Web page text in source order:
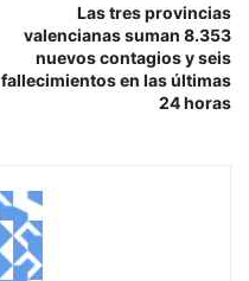
Las tres provincias
valencianas suman 8.353
nuevos contagios y seis
fallecimientos en las últimas
24 horas